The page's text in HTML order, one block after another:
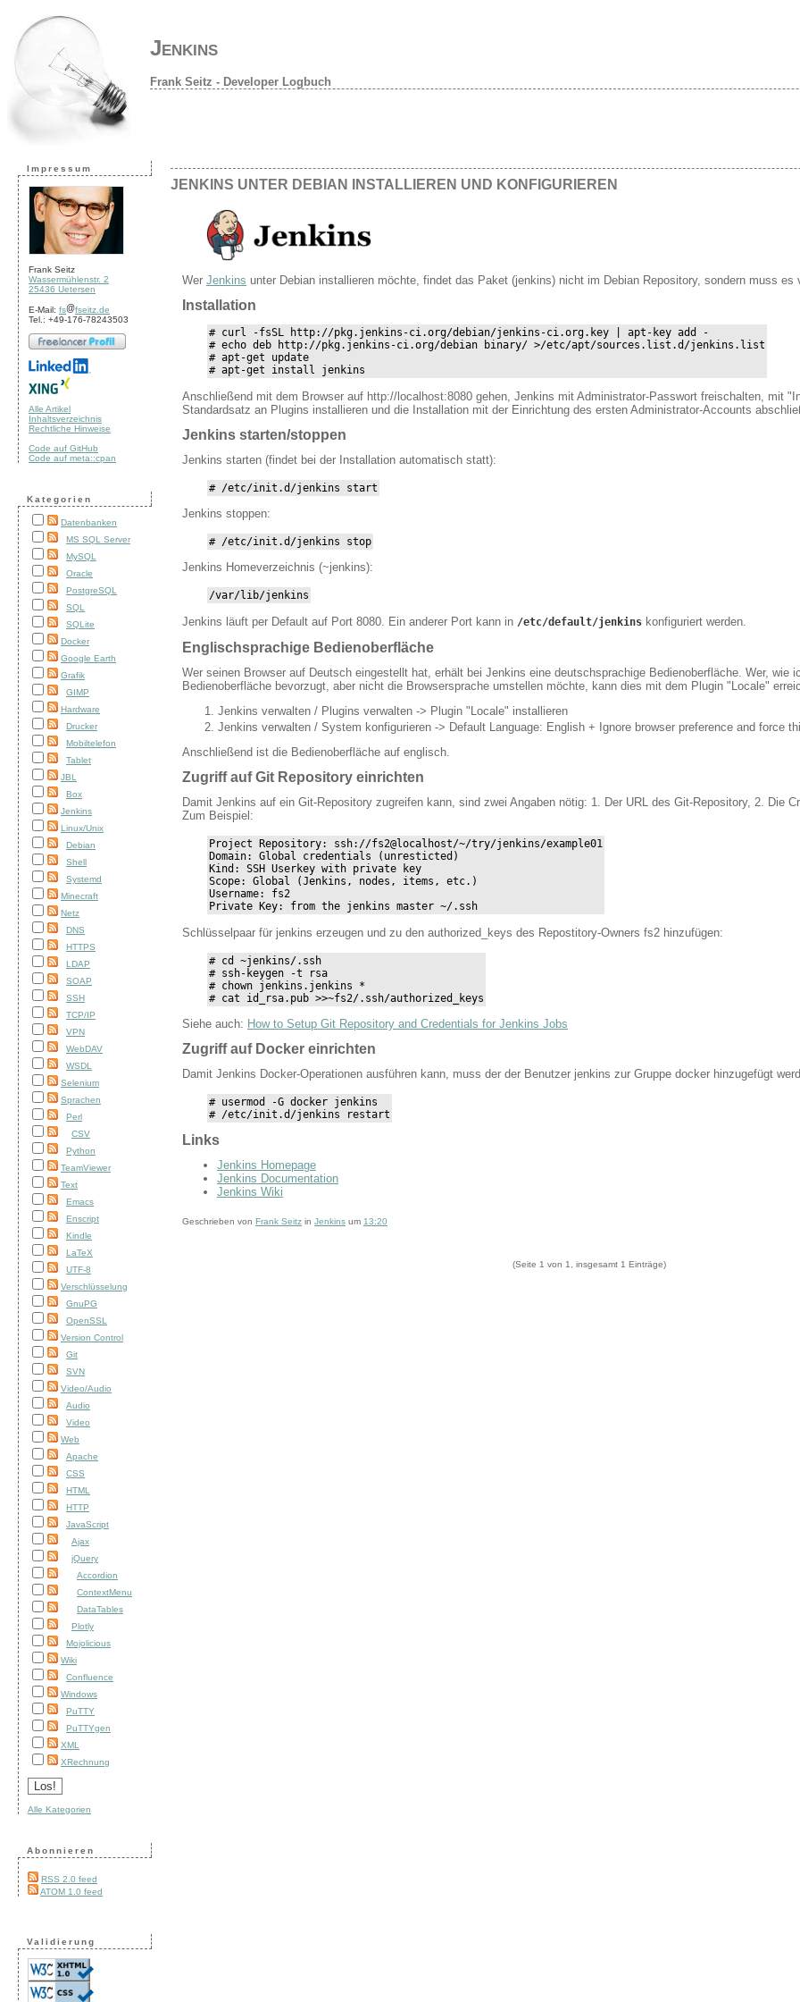
Jenkins
Frank Seitz - Developer Logbuch
Impressum
Frank Seitz
Wassermühlenstr. 2
25436 Uetersen
E-Mail: fs
fseitz.de
Tel.: +49-176-78243503
Alle Artikel
Inhaltsverzeichnis
Rechtliche Hinweise
Code auf GitHub
Code auf meta::cpan
Kategorien
Datenbanken
MS SQL Server
MySQL
Oracle
PostgreSQL
SQL
SQLite
Docker
Google Earth
Grafik
GIMP
Hardware
Drucker
Mobiltelefon
Tablet
JBL
Box
Jenkins
Linux/Unix
Debian
Shell
Systemd
Minecraft
Netz
DNS
HTTPS
LDAP
SOAP
SSH
TCP/IP
VPN
WebDAV
WSDL
Selenium
Sprachen
Perl
CSV
Python
TeamViewer
Text
Emacs
Enscript
Kindle
LaTeX
UTF-8
Verschlüsselung
GnuPG
OpenSSL
Version Control
Git
SVN
Video/Audio
Audio
Video
Web
Apache
CSS
HTML
HTTP
JavaScript
Ajax
jQuery
Accordion
ContextMenu
DataTables
Plotly
Mojolicious
Wiki
Confluence
Windows
PuTTY
PuTTYgen
XML
XRechnung
Alle Kategorien
Abonnieren
RSS 2.0 feed
ATOM 1.0 feed
Validierung
JENKINS UNTER DEBIAN INSTALLIEREN UND KONFIGURIEREN
Wer Jenkins unter Debian installieren möchte, findet das Paket (jenkins) nicht im Debian Repository, sondern muss es
Installation
# curl -fsSL http://pkg.jenkins-ci.org/debian/jenkins-ci.org.key | apt-key add -
# echo deb http://pkg.jenkins-ci.org/debian binary/ >/etc/apt/sources.list.d/jenkins.list
# apt-get update
# apt-get install jenkins
Anschließend mit dem Browser auf http://localhost:8080 gehen, Jenkins mit Administrator-Passwort freischalten, mit
Standardsatz an Plugins installieren und die Installation mit der Einrichtung des ersten Administrator-Accounts
Jenkins starten/stoppen
Jenkins starten (findet bei der Installation automatisch statt):
# /etc/init.d/jenkins start
Jenkins stoppen:
# /etc/init.d/jenkins stop
Jenkins Homeverzeichnis (~jenkins):
/var/lib/jenkins
Jenkins läuft per Default auf Port 8080. Ein anderer Port kann in /etc/default/jenkins konfiguriert werden.
Englischsprachige Bedienoberfläche
Wer seinen Browser auf Deutsch eingestellt hat, erhält bei Jenkins eine deutschsprachige Bedienoberfläche. Wer, wie
Bedienoberfläche bevorzugt, aber nicht die Browsersprache umstellen möchte, kann dies mit dem Plugin "Locale"
Jenkins verwalten / Plugins verwalten -> Plugin "Locale" installieren
Jenkins verwalten / System konfigurieren -> Default Language: English + Ignore browser preference and force
Anschließend ist die Bedienoberfläche auf englisch.
Zugriff auf Git Repository einrichten
Damit Jenkins auf ein Git-Repository zugreifen kann, sind zwei Angaben nötig: 1. Der URL des Git-Repository, 2. Die
Zum Beispiel:
Project Repository: ssh://fs2@localhost/~/try/jenkins/example01
Domain: Global credentials (unresticted)
Kind: SSH Userkey with private key
Scope: Global (Jenkins, nodes, items, etc.)
Username: fs2
Private Key: from the jenkins master ~/.ssh
Schlüsselpaar für jenkins erzeugen und zu den authorized_keys des Repostitory-Owners fs2 hinzufügen:
# cd ~jenkins/.ssh
# ssh-keygen -t rsa
# chown jenkins.jenkins *
# cat id_rsa.pub >>~fs2/.ssh/authorized_keys
Siehe auch: How to Setup Git Repository and Credentials for Jenkins Jobs
Zugriff auf Docker einrichten
Damit Jenkins Docker-Operationen ausführen kann, muss der der Benutzer jenkins zur Gruppe docker hinzugefügt
# usermod -G docker jenkins
# /etc/init.d/jenkins restart
Links
Jenkins Homepage
Jenkins Documentation
Jenkins Wiki
Geschrieben von Frank Seitz in Jenkins um 13:20
(Seite 1 von 1, insgesamt 1 Einträge)